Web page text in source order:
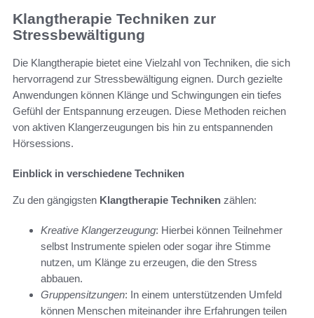
Klangtherapie Techniken zur
Stressbewältigung
Die Klangtherapie bietet eine Vielzahl von Techniken, die sich
hervorragend zur Stressbewältigung eignen. Durch gezielte
Anwendungen können Klänge und Schwingungen ein tiefes
Gefühl der Entspannung erzeugen. Diese Methoden reichen
von aktiven Klangerzeugungen bis hin zu entspannenden
Hörsessions.
Einblick in verschiedene Techniken
Zu den gängigsten Klangtherapie Techniken zählen:
Kreative Klangerzeugung: Hierbei können Teilnehmer
selbst Instrumente spielen oder sogar ihre Stimme
nutzen, um Klänge zu erzeugen, die den Stress
abbauen.
Gruppensitzungen: In einem unterstützenden Umfeld
können Menschen miteinander ihre Erfahrungen teilen